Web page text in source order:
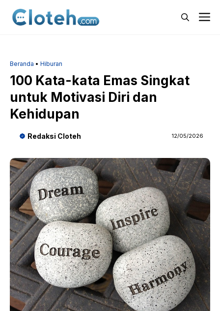
Beranda • Hiburan
100 Kata-kata Emas Singkat
untuk Motivasi Diri dan
Kehidupan
Redaksi Cloteh 12/05/2026